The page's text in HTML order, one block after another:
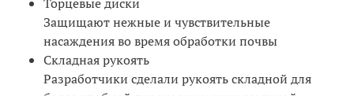
Защищают нежные и чувствительные
насаждения во время обработки почвы
Складная рукоять
Разработчики сделали рукоять складной для